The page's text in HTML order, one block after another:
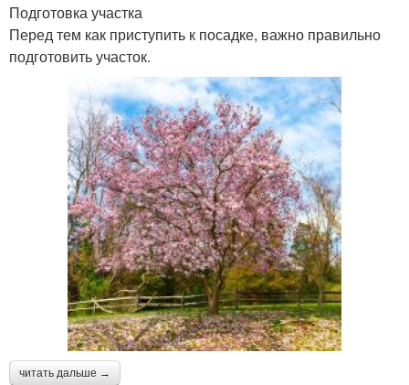
Подготовка участка
Перед тем как приступить к посадке, важно правильно
подготовить участок.
читать дальше →